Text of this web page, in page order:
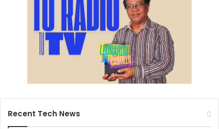
Recent Tech News